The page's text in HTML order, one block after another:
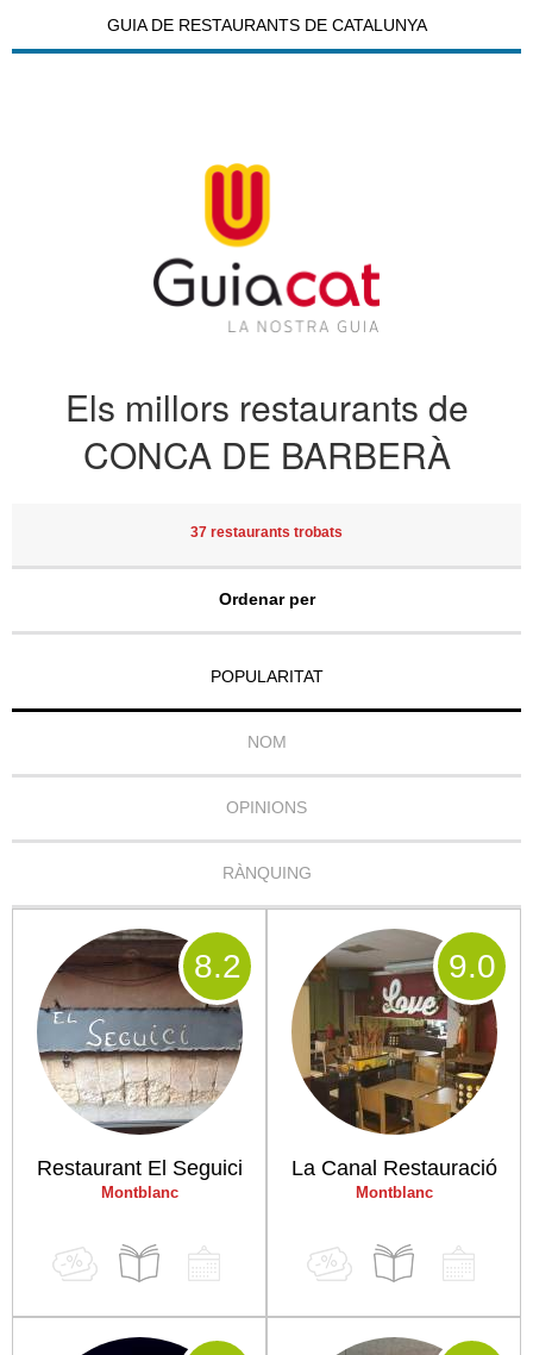
GUIA DE RESTAURANTS DE CATALUNYA
Els millors restaurants de
CONCA DE BARBERÀ
37 restaurants trobats
Ordenar per
POPULARITAT
NOM
OPINIONS
RÀNQUING
Restaurant El Seguici
Montblanc
8.2
La Canal Restauració
Montblanc
9.0